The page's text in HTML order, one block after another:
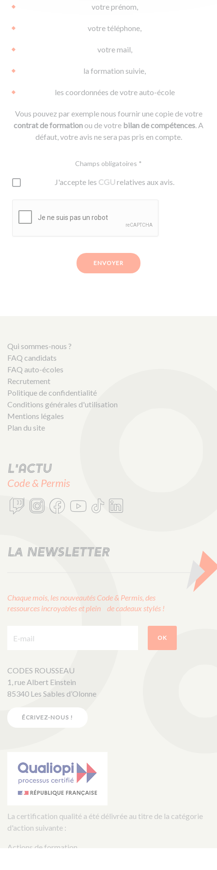
votre prénom,
votre téléphone,
votre mail,
la formation suivie,
les coordonnées de votre auto-école
Vous pouvez par exemple nous fournir une copie de votre
contrat de formationou de votre bilan de compétences. A
défaut, votre avis ne sera pas pris en compte.
Champs obligatoires *
J'accepte les CGUrelatives aux avis.
ENVOYER
Qui sommes-nous ?
FAQ candidats
FAQ auto-écoles
Recrutement
Politique de confidentialité
Conditions générales d'utilisation
Mentions légales
Plan du site
L'actu
Code & Permis
LA NEWSLETTER
Chaque mois, les nouveautés Code & Permis, des
ressources incroyables et plein de cadeaux stylés !
OK
CODES ROUSSEAU
1, rue Albert Einstein
85340 Les Sables d’Olonne
ÉCRIVEZ-NOUS !
La certification qualité a été délivrée au titre de la catégorie
d'action suivante :
Actions de formation